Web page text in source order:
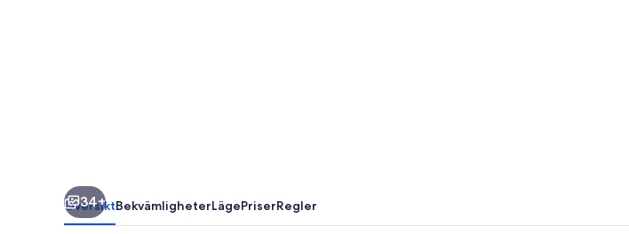
34+
ÖversiktBekvämligheterLägePriserRegler